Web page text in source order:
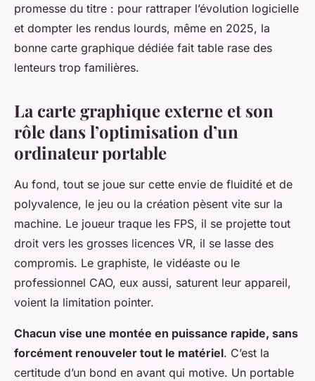
promesse du titre : pour rattraper l’évolution logicielle
et dompter les rendus lourds, même en 2025, la
bonne carte graphique dédiée fait table rase des
lenteurs trop familières.
La carte graphique externe et son
rôle dans l’optimisation d’un
ordinateur portable
Au fond, tout se joue sur cette envie de fluidité et de
polyvalence, le jeu ou la création pèsent vite sur la
machine. Le joueur traque les FPS, il se projette tout
droit vers les grosses licences VR, il se lasse des
compromis. Le graphiste, le vidéaste ou le
professionnel CAO, eux aussi, saturent leur appareil,
voient la limitation pointer.
Chacun vise une montée en puissance rapide, sans
forcément renouveler tout le matériel. C’est la
certitude d’un bond en avant qui motive. Un portable